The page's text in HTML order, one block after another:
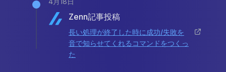
Zenn記事投稿
長い処理が終了した時に成功/失敗を
音で知らせてくれるコマンドをつくっ
た